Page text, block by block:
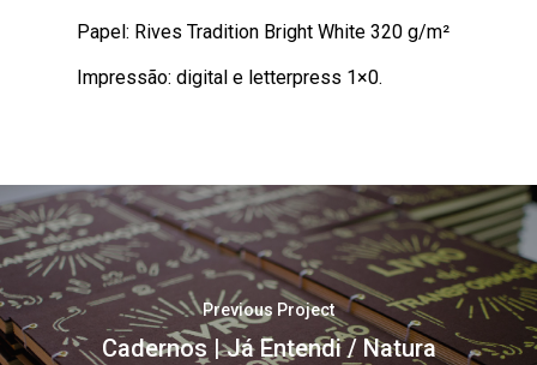
Papel: Rives Tradition Bright White 320 g/m²
Impressão: digital e letterpress 1×0.
Previous Project
Cadernos | Já Entendi / Natura